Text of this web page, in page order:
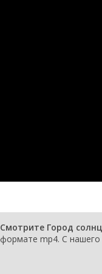
Смотрите Город
формате mp4. С нашего